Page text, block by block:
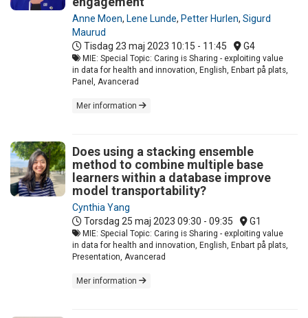
Anne Moen, Lene Lunde, Petter Hurlen, Sigurd
Maurud
Tisdag 23 maj 2023 10:15 - 11:45 G4
MIE: Special Topic: Caring is Sharing - exploiting value
in data for health and innovation, English, Enbart på plats,
Panel, Avancerad
Mer information
Does using a stacking ensemble
method to combine multiple base
learners within a database improve
model transportability?
Cynthia Yang
Torsdag 25 maj 2023 09:30 - 09:35 G1
MIE: Special Topic: Caring is Sharing - exploiting value
in data for health and innovation, English, Enbart på plats,
Presentation, Avancerad
Mer information